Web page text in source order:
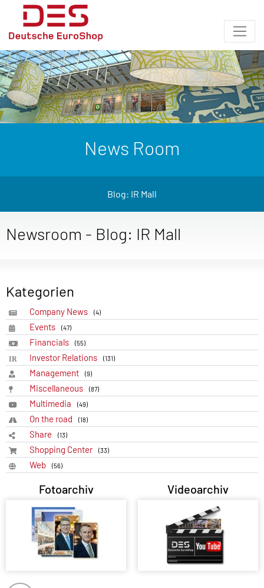
News Room
Blog: IR Mall
Newsroom - Blog: IR Mall
Kategorien
Company News (4)
Events (47)
Financials (55)
Investor Relations (131)
Management (9)
Miscellaneous (87)
Multimedia (49)
On the road (18)
Share (13)
Shopping Center (33)
Web (56)
Fotoarchiv Videoarchiv